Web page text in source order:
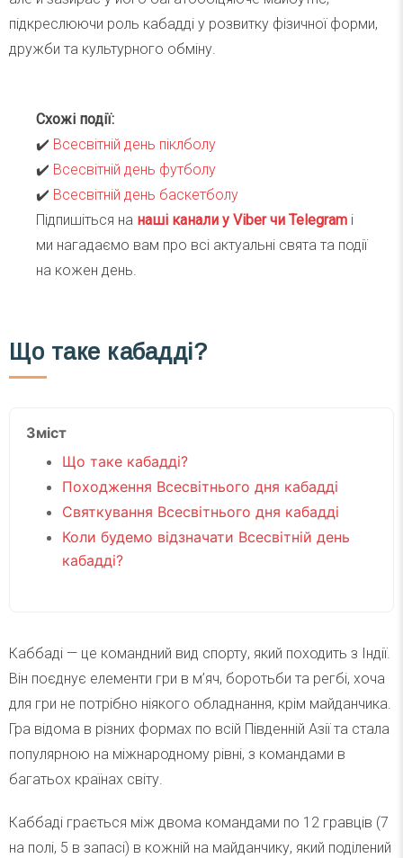
підкреслюючи роль кабадді у розвитку фізичної форми,
дружби та культурного обміну.
Схожі події:
✔️ Всесвітній день піклболу
✔️ Всесвітній день футболу
✔️ Всесвітній день баскетболу
Підпишіться на наші канали у Viber чи Telegram і
ми нагадаємо вам про всі актуальні свята та події
на кожен день.
Що таке кабадді?
Зміст
Що таке кабадді?
Походження Всесвітнього дня кабадді
Святкування Всесвітнього дня кабадді
Коли будемо відзначати Всесвітній день
кабадді?
Каббаді — це командний вид спорту, який походить з Індії.
Він поєднує елементи гри в м’яч, боротьби та регбі, хоча
для гри не потрібно ніякого обладнання, крім майданчика.
Гра відома в різних формах по всій Південній Азії та стала
популярною на міжнародному рівні, з командами в
багатьох країнах світу.
Каббаді грається між двома командами по 12 гравців (7
на полі, 5 в запасі) в кожній на майданчику, який поділений